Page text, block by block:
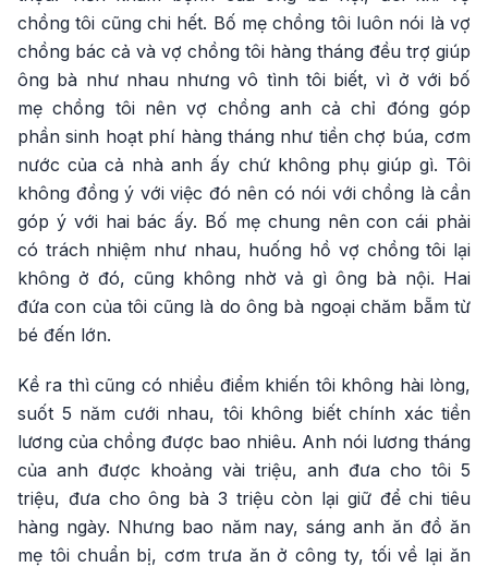
chồng tôi cũng chi hết. Bố mẹ chồng tôi luôn nói là vợ
chồng bác cả và vợ chồng tôi hàng tháng đều trợ giúp
ông bà như nhau nhưng vô tình tôi biết, vì ở với bố
mẹ chồng tôi nên vợ chồng anh cả chỉ đóng góp
phần sinh hoạt phí hàng tháng như tiền chợ búa, cơm
nước của cả nhà anh ấy chứ không phụ giúp gì. Tôi
không đồng ý với việc đó nên có nói với chồng là cần
góp ý với hai bác ấy. Bố mẹ chung nên con cái phải
có trách nhiệm như nhau, huống hồ vợ chồng tôi lại
không ở đó, cũng không nhờ vả gì ông bà nội. Hai
đứa con của tôi cũng là do ông bà ngoại chăm bẵm từ
bé đến lớn.
Kề ra thì cũng có nhiều điểm khiến tôi không hài lòng,
suốt 5 năm cưới nhau, tôi không biết chính xác tiền
lương của chồng được bao nhiêu. Anh nói lương tháng
của anh được khoảng vài triệu, anh đưa cho tôi 5
triệu, đưa cho ông bà 3 triệu còn lại giữ để chi tiêu
hàng ngày. Nhưng bao năm nay, sáng anh ăn đồ ăn
mẹ tôi chuẩn bị, cơm trưa ăn ở công ty, tối về lại ăn